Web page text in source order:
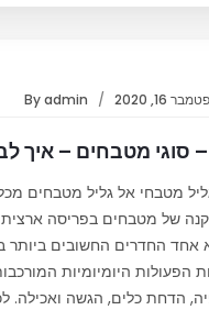
16, 2020
Byadmin
סוגי מטבחים – איך
מטבחי אל גליל מטבחים
של מטבחים בפריסה
אחד החדרים החשובים ביותר
הפעולות היומיומיות
הדחת כלים, הגשה ואכילה.